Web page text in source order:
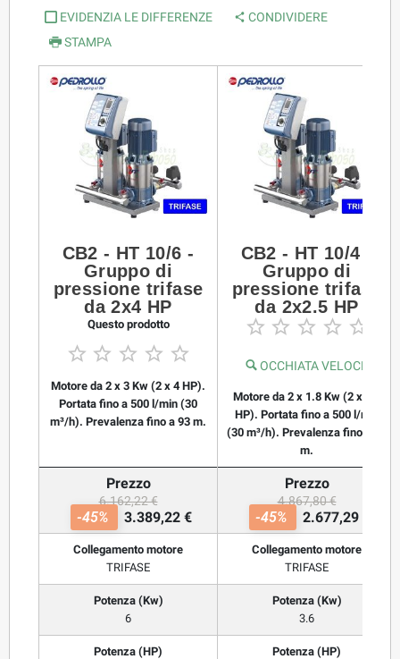
EVIDENZIA LE DIFFERENZE
CONDIVIDERE
STAMPA
CB2 - HT 10/6 -
Gruppo di
pressione trifase
da 2x4 HP
Questo prodotto
    
Motore da 2 x 3 Kw (2 x 4 HP).
Portata fino a 500 l/min (30
m³/h). Prevalenza fino a 93 m.
CB2 - HT 10/4 -
Gruppo di
pressione trifase
da 2x2.5 HP
    
OCCHIATA VELOCE
Motore da 2 x 1.8 Kw (2 x 2.5
HP). Portata fino a 500 l/min
(30 m³/h). Prevalenza fino a 62
m.
Prezzo
6.162,22 €
-45% 3.389,22 €
Prezzo
4.867,80 €
-45% 2.677,29 €
Collegamento motore
TRIFASE
Collegamento motore
TRIFASE
Potenza (Kw)
6
Potenza (Kw)
3.6
Potenza (HP)
Potenza (HP)